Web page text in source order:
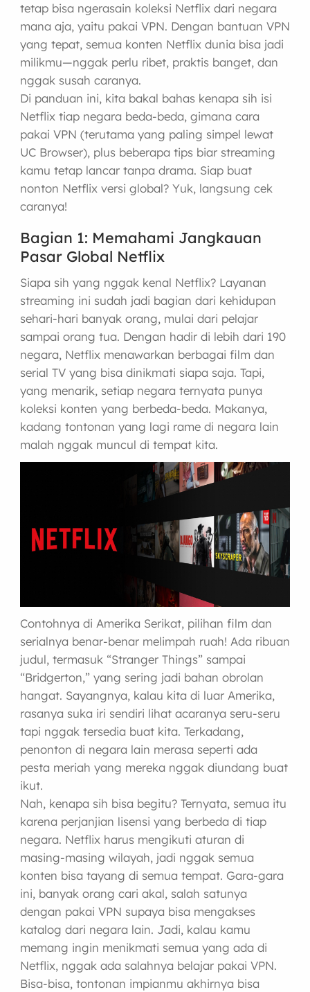
tetap bisa ngerasain koleksi Netflix dari negara
mana aja, yaitu pakai VPN. Dengan bantuan VPN
yang tepat, semua konten Netflix dunia bisa jadi
milikmu—nggak perlu ribet, praktis banget, dan
nggak susah caranya.
Di panduan ini, kita bakal bahas kenapa sih isi
Netflix tiap negara beda-beda, gimana cara
pakai VPN (terutama yang paling simpel lewat
UC Browser), plus beberapa tips biar streaming
kamu tetap lancar tanpa drama. Siap buat
nonton Netflix versi global? Yuk, langsung cek
caranya!
Bagian 1: Memahami Jangkauan
Pasar Global Netflix
Siapa sih yang nggak kenal Netflix? Layanan
streaming ini sudah jadi bagian dari kehidupan
sehari-hari banyak orang, mulai dari pelajar
sampai orang tua. Dengan hadir di lebih dari 190
negara, Netflix menawarkan berbagai film dan
serial TV yang bisa dinikmati siapa saja. Tapi,
yang menarik, setiap negara ternyata punya
koleksi konten yang berbeda-beda. Makanya,
kadang tontonan yang lagi rame di negara lain
malah nggak muncul di tempat kita.
Contohnya di Amerika Serikat, pilihan film dan
serialnya benar-benar melimpah ruah! Ada ribuan
judul, termasuk “Stranger Things” sampai
“Bridgerton,” yang sering jadi bahan obrolan
hangat. Sayangnya, kalau kita di luar Amerika,
rasanya suka iri sendiri lihat acaranya seru-seru
tapi nggak tersedia buat kita. Terkadang,
penonton di negara lain merasa seperti ada
pesta meriah yang mereka nggak diundang buat
ikut.
Nah, kenapa sih bisa begitu? Ternyata, semua itu
karena perjanjian lisensi yang berbeda di tiap
negara. Netflix harus mengikuti aturan di
masing-masing wilayah, jadi nggak semua
konten bisa tayang di semua tempat. Gara-gara
ini, banyak orang cari akal, salah satunya
dengan pakai VPN supaya bisa mengakses
katalog dari negara lain. Jadi, kalau kamu
memang ingin menikmati semua yang ada di
Netflix, nggak ada salahnya belajar pakai VPN.
Bisa-bisa, tontonan impianmu akhirnya bisa